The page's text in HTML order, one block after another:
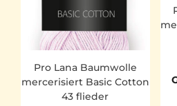
Pro Lana Baumwolle
mercerisiert Basic Cotton
43 flieder